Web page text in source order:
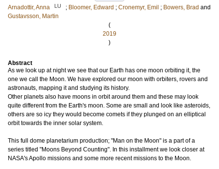
Arnadottir, Anna
LU ; Bloomer, Edward ; Cronemyr, Emil ; Bowers, Brad and
Gustavsson, Martin
(
2019
)
Abstract
As we look up at night we see that our Earth has one moon orbiting it, the
one we call the Moon. We have explored our moon with orbiters, rovers and
astronauts, mapping it and studying its history.
Other planets also have moons in orbit around them and these may look
quite different from the Earth's moon. Some are small and look like asteroids,
others are so icy they would become comets if they plunged on an elliptical
orbit towards the inner solar system.
This full dome planetarium production; "Man on the Moon" is a part of a
series titled "Moons Beyond Counting". In this installment we look closer at
NASA's Apollo missions and some more recent missions to the Moon.